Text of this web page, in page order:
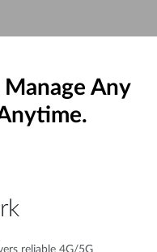
Any
reliable 4G/5G